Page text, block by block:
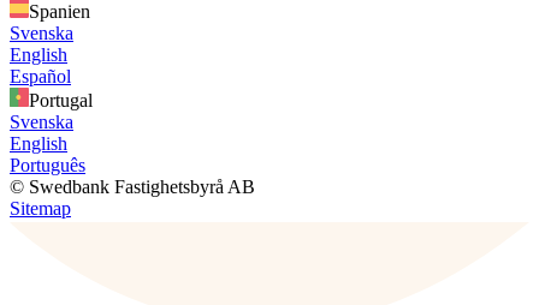
Spanien
Svenska
English
Español
Portugal
Svenska
English
Português
© Swedbank Fastighetsbyrå AB
Sitemap